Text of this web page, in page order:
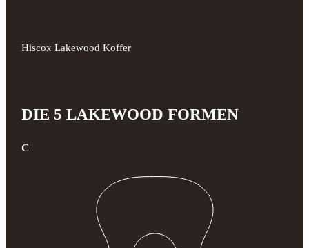
Hiscox Lakewood Koffer
DIE 5 LAKEWOOD FORMEN
C